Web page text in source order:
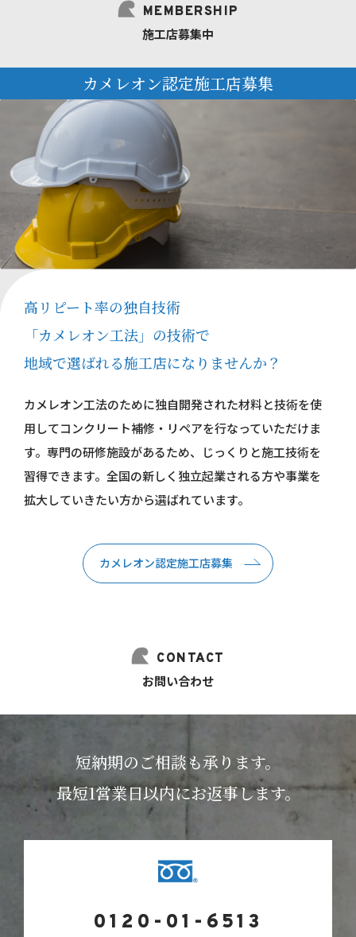
MEMBERSHIP
施工店募集中
カメレオン認定施工店募集
高リピート率の独自技術
「カメレオン工法」の技術で
地域で選ばれる施工店になりませんか？
カメレオン工法のために独自開発された材料と技術を使
用してコンクリート補修・リペアを行なっていただけま
す。専門の研修施設があるため、じっくりと施工技術を
習得できます。全国の新しく独立起業される方や事業を
拡大していきたい方から選ばれています。
カメレオン認定施工店募集
CONTACT
お問い合わせ
短納期のご相談も承ります。
最短1営業日以内にお返事します。
0120-01-6513